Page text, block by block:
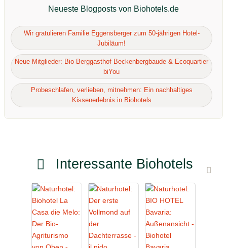
Interessante Biohotels
Neueste Blogposts von Biohotels.de
Wir gratulieren Familie Eggensberger zum 50-jährigen Hotel-
Jubiläum!
Neue Mitglieder: Bio-Berggasthof Beckenbergbaude & Ecoquartier
biYou
Probeschlafen, verlieben, mitnehmen: Ein nachhaltiges
Kissenerlebnis in Biohotels